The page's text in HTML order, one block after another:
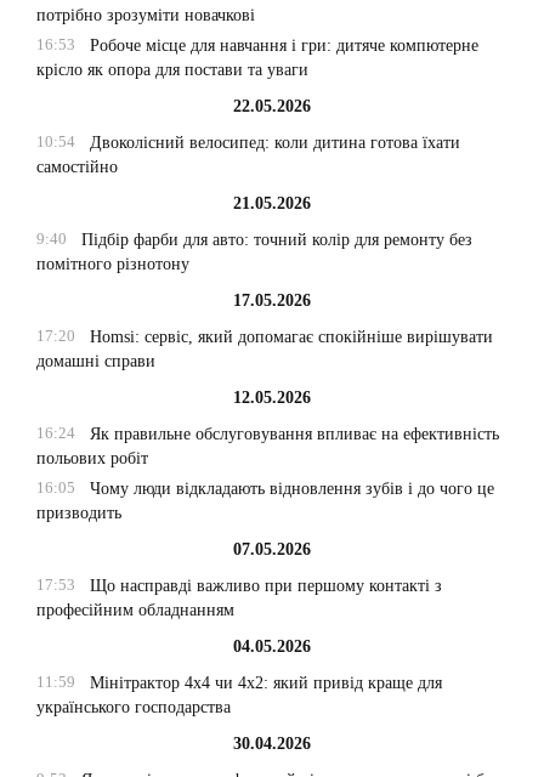
потрібно зрозуміти новачкові
16:53
Робоче місце для навчання і гри: дитяче компютерне
крісло як опора для постави та уваги
22.05.2026
10:54
Двоколісний велосипед: коли дитина готова їхати
самостійно
21.05.2026
9:40
Підбір фарби для авто: точний колір для ремонту без
помітного різнотону
17.05.2026
17:20
Homsi: сервіс, який допомагає спокійніше вирішувати
домашні справи
12.05.2026
16:24
Як правильне обслуговування впливає на ефективність
польових робіт
16:05
Чому люди відкладають відновлення зубів і до чого це
призводить
07.05.2026
17:53
Що насправді важливо при першому контакті з
професійним обладнанням
04.05.2026
11:59
Мінітрактор 4х4 чи 4х2: який привід краще для
українського господарства
30.04.2026